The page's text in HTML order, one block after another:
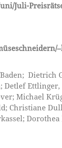
Juli-
Dietrich
Detlef
Michael
Christiane